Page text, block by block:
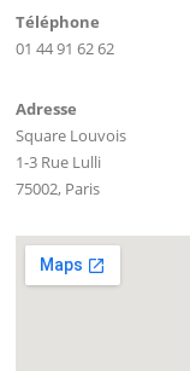
Téléphone
01 44 91 62 62
Adresse
Square Louvois
1-3 Rue Lulli
75002, Paris